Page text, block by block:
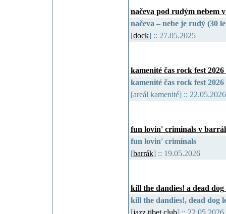
načeva pod rudým nebem
načeva – nebe je rudý (30
[dock] :: 27.05.2025
kamenité čas rock fest
kamenité čas rock fest 2026
[areál kamenité] ::
fun lovin' criminals v
fun lovin' criminals
[barrák] :: 19.05.2026
kill the dandies! a dead
kill the dandies!, dead dog
[jazz tibet club] ::